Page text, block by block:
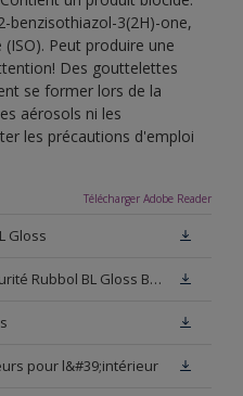
benzisothiazol-3(2H)-one,
Peut produire une
Des gouttelettes
se former lors de la
aérosols ni les
les précautions d'emploi
Télécharger Adobe Reader
Gloss
Fiche de données de sécurité Rubbol BL Gloss Base N00
pour l&#39;intérieur